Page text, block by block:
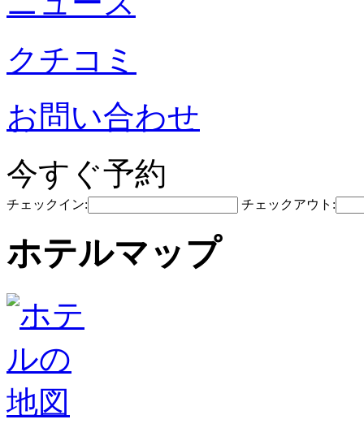
クチコミ
お問い合わせ
今すぐ予約
チェックイン: チェックアウト:
ホテルマップ